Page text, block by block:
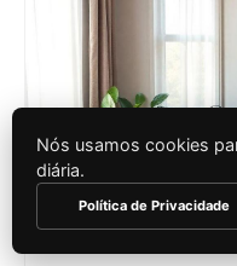
Nós usamos cookies
diária.
Política de Privacidade